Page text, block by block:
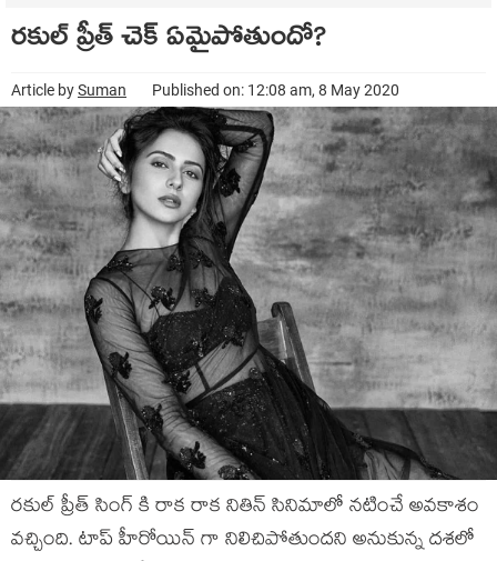
రకుల్ ప్రీత్ చెక్ ఏమైపోతుందో?
Article bySuman Published on: 12:08 am, 8 May 2020
రకుల్ ప్రీత్ సింగ్ కి రాక రాక నితిన్ సినిమాలో నటించే అవకాశం
వచ్చింది. టాప్ హీరోయిన్ గా నిలిచిపోతుందని అనుకున్న దశలో